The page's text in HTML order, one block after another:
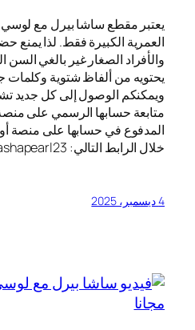
يعتبر مقطع ساشا بيرل مع
العمرية الكبيرة فقط. لذا يمنع
والأفراد الصغار غير بالغي السن
يحتويه من ألفاظ شتوية وكلمات
ويمكنكم الوصول إلى كل جديد
متابعة حسابها الرسمي على منصة
المدفوع في حسابها على منصة
خلال الرابط التالي: onlyfans.com/sashapearl23.
4 ديسمبر، 2025